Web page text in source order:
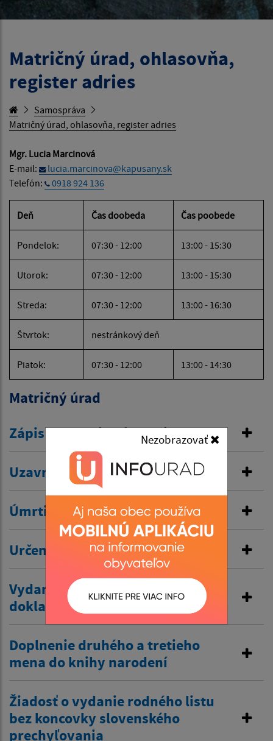
Nezobrazovať
Matričný úrad, ohlasovňa,
register adries
Samospráva
Matričný úrad, ohlasovňa, register adries
Mgr. Lucia Marcinová
E-mail:
lucia.marcinova@kapusany.sk
Telefón:
0918 924 136
Deň Čas doobeda Čas poobede
Pondelok: 07:30 - 12:00 13:00 - 15:30
Utorok: 07:30 - 12:00 13:00 - 15:30
Streda: 07:30 - 12:00 13:00 - 16:30
Štvrtok: nestránkový deň
Piatok: 07:30 - 12:00 13:00 - 14:30
Matričný úrad
Zápis do osobitnej matriky
Uzavretie manželstva
Úmrtie
Určenie otcovstva
Vydanie duplikátu matričného
dokladu
Doplnenie druhého a tretieho
mena do knihy narodení
Žiadosť o vydanie rodného listu
bez koncovky slovenského
prechyľovania